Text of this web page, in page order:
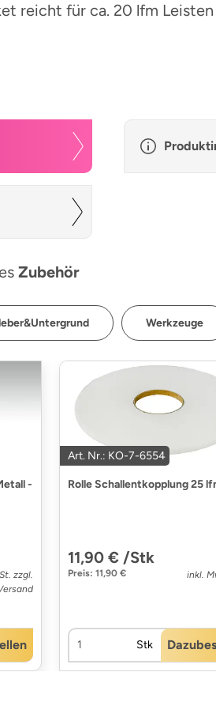
reicht für ca. 20 lfm Leisten
Zubehör
Werkzeuge
-
zzgl.
Art. Nr.: KO-7-6554
Rolle Schallentkopplung 25
11,90 € /Stk
Preis: 11,90 €
inkl.
Stk